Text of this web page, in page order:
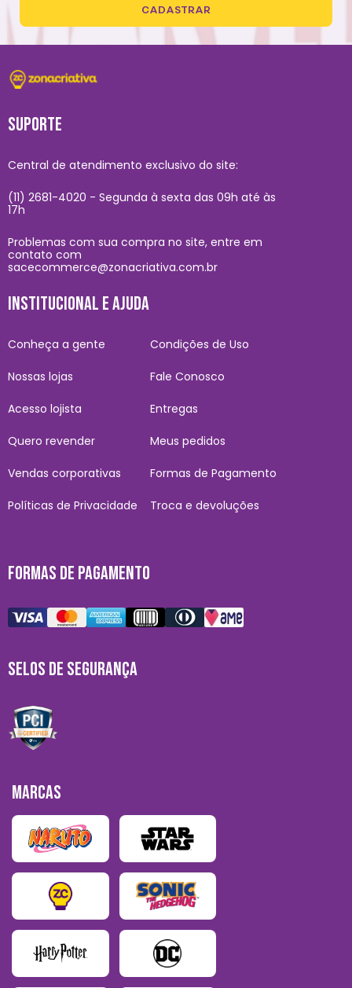
CADASTRAR
SUPORTE
Central de atendimento exclusivo do site:
(11) 2681-4020 - Segunda à sexta das 09h até às
17h
Problemas com sua compra no site, entre em
contato com
sacecommerce@zonacriativa.com.br
INSTITUCIONAL E AJUDA
Conheça a gente
Nossas lojas
Acesso lojista
Quero revender
Vendas corporativas
Políticas de Privacidade
Condições de Uso
Fale Conosco
Entregas
Meus pedidos
Formas de Pagamento
Troca e devoluções
FORMAS DE PAGAMENTO
SELOS DE SEGURANÇA
MARCAS